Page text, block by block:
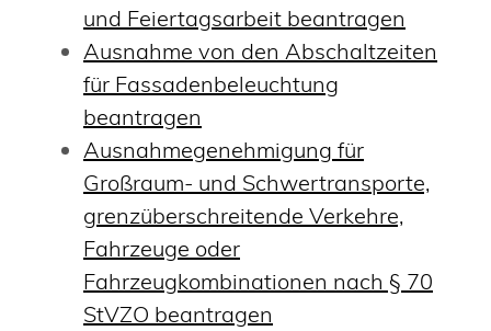
und Feiertagsarbeit beantragen
Ausnahme von den Abschaltzeiten
für Fassadenbeleuchtung
beantragen
Ausnahmegenehmigung für
Großraum- und Schwertransporte,
grenzüberschreitende Verkehre,
Fahrzeuge oder
Fahrzeugkombinationen nach § 70
StVZO beantragen